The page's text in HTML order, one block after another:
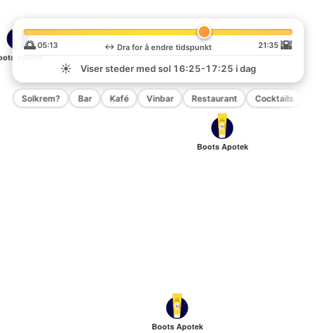
Boots Apotek
Boots Apotek
Apotek
🌅 05:13 ↔️ Dra for å endre tidspunkt 21:35 🌇
☀️
Viser steder med sol 16:25-17:25 i dag
Solkrem? Bar Kafé Vinbar Restaurant Cocktails